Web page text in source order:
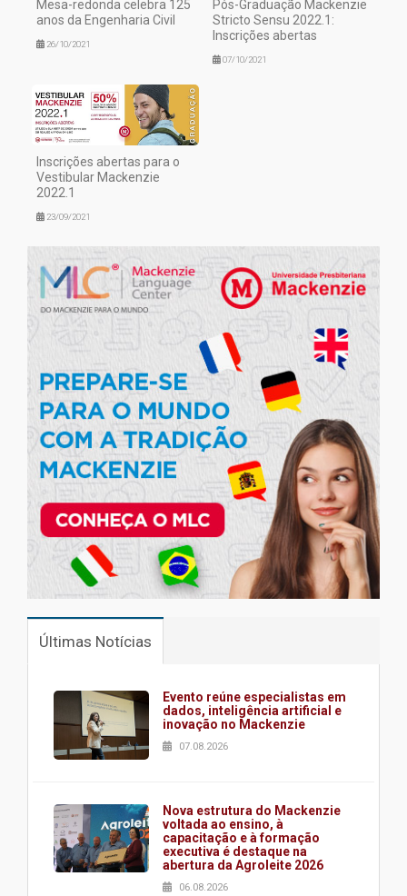
Mesa-redonda celebra 125
anos da Engenharia Civil
26/10/2021
Pós-Graduação Mackenzie
Stricto Sensu 2022.1:
Inscrições abertas
07/10/2021
Inscrições abertas para o
Vestibular Mackenzie
2022.1
23/09/2021
Últimas Notícias
Evento reúne especialistas em
dados, inteligência artificial e
inovação no Mackenzie
07.08.2026
Nova estrutura do Mackenzie
voltada ao ensino, à
capacitação e à formação
executiva é destaque na
abertura da Agroleite 2026
06.08.2026